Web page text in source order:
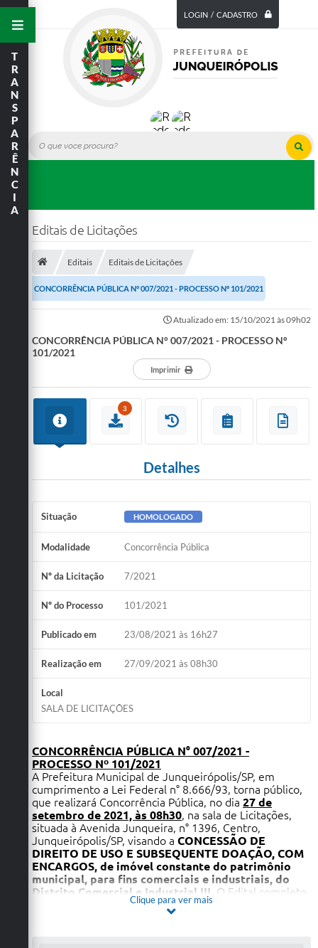
LOGIN / CADASTRO
T
R
A
N
S
P
A
R
Ê
N
C
I
A
Editais de Licitações
Editais Editais de Licitações
CONCORRÊNCIA PÚBLICA N° 007/2021 - PROCESSO Nº 101/2021
Atualizado em: 15/10/2021 às 09h02
CONCORRÊNCIA PÚBLICA N° 007/2021 - PROCESSO Nº
101/2021
Imprimir
3
Detalhes
Situação HOMOLOGADO
Modalidade Concorrência Pública
Nº da Licitação 7/2021
Nº do Processo 101/2021
Publicado em 23/08/2021 às 16h27
Realização em 27/09/2021 às 08h30
Local
SALA DE LICITAÇÕES
CONCORRÊNCIA PÚBLICA N° 007/2021 -
PROCESSO Nº 101/2021
A Prefeitura Municipal de Junqueirópolis/SP, em
cumprimento a Lei Federal n° 8.666/93, torna público,
que realizará Concorrência Pública, no dia 27 de
setembro de 2021, às 08h30, na sala de Licitações,
situada à Avenida Junqueira, n° 1396, Centro,
Junqueirópolis/SP, visando a CONCESSÃO DE
DIREITO DE USO E SUBSEQUENTE DOAÇÃO, COM
ENCARGOS, de imóvel constante do patrimônio
municipal, para fins comerciais e industriais, do
Distrito Comercial e Industrial III . O Edital completo
será fornecido aos interessados dentro do horário das
8h00 às 11h00 e das 13h00 às 16h30, nos dias de
Clique para ver mais